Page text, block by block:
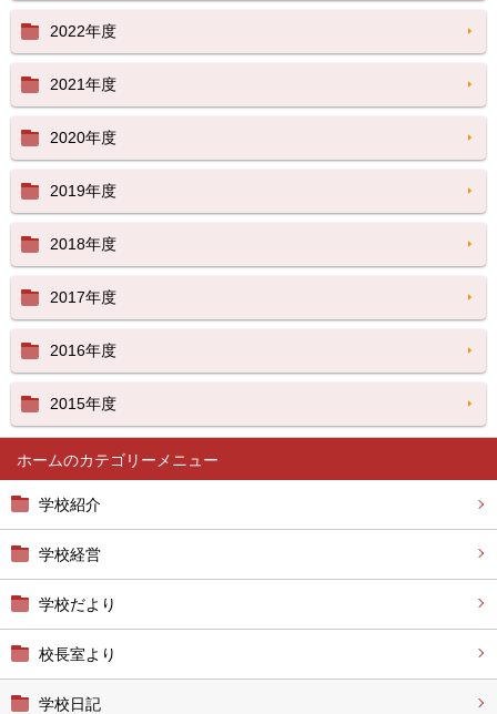
ホーム
学校紹介
学校経営
学校だより
校長室より
学校日記
2022年度
2021年度
2020年度
2019年度
2018年度
2017年度
2016年度
2015年度